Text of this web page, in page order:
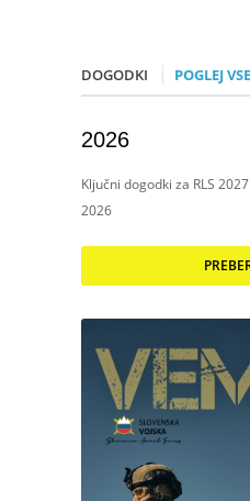
DOGODKI POGLEJ
2026
Ključni dogodki za RLS
2026